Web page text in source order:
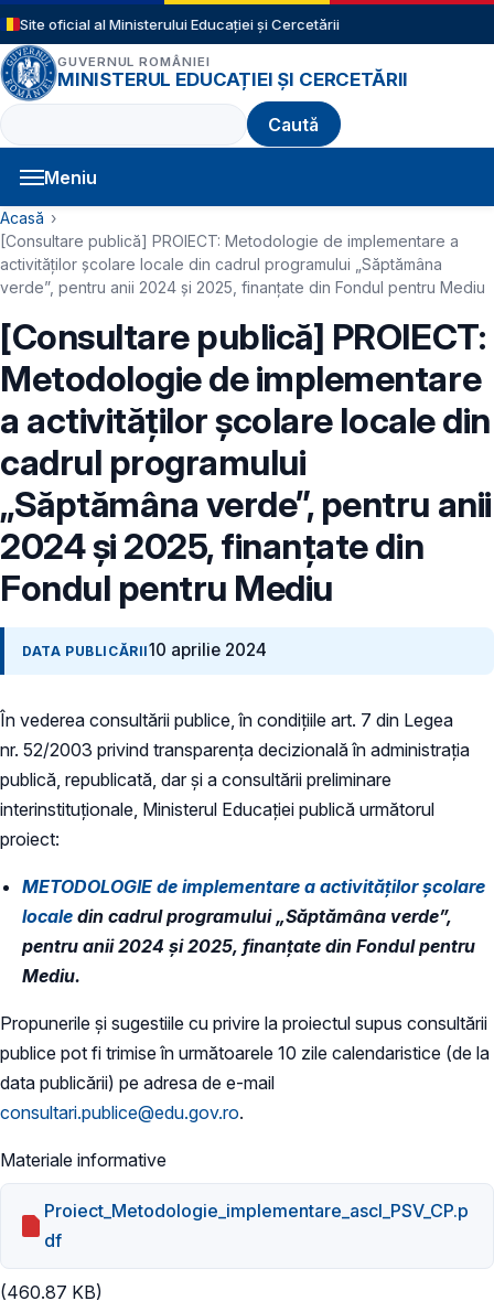
Sari la conținutul principal
Site oficial al Ministerului Educației și Cercetării
GUVERNUL ROMÂNIEI
MINISTERUL EDUCAȚIEI ȘI CERCETĂRII
Caută
Meniu
Navigație principală
Cale de navigare
Acasă
[Consultare publică] PROIECT: Metodologie de implementare a
activităților școlare locale din cadrul programului „Săptămâna
verde”, pentru anii 2024 și 2025, finanțate din Fondul pentru Mediu
[Consultare publică] PROIECT:
Metodologie de implementare
a activităților școlare locale din
cadrul programului
„Săptămâna verde”, pentru anii
2024 și 2025, finanțate din
Fondul pentru Mediu
DATA PUBLICĂRII10 aprilie 2024
În vederea consultării publice, în condiţiile art. 7 din Legea
nr. 52/2003 privind transparenţa decizională în administraţia
publică, republicată, dar și a consultării preliminare
interinstituționale, Ministerul Educaţiei publică următorul
proiect:
METODOLOGIE de implementare a activităților școlare
locale din cadrul programului „Săptămâna verde”,
pentru anii 2024 și 2025, finanțate din Fondul pentru
Mediu.
Propunerile și sugestiile cu privire la proiectul supus consultării
publice pot fi trimise în următoarele 10 zile calendaristice (de la
data publicării) pe adresa de e-mail
consultari.publice@edu.gov.ro.
Materiale informative
Proiect_Metodologie_implementare_ascl_PSV_CP.p
df
(460.87 KB)